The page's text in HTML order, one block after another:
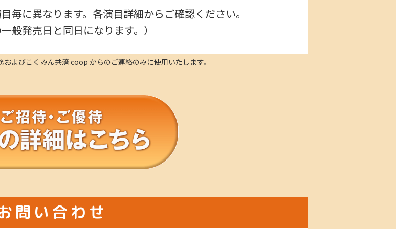
に異なります。各演目詳細からご確認ください。
一般発売日と同日になります。）
よびこくみん共済 coop からのご連絡のみに使用いたします。
問い合わせ